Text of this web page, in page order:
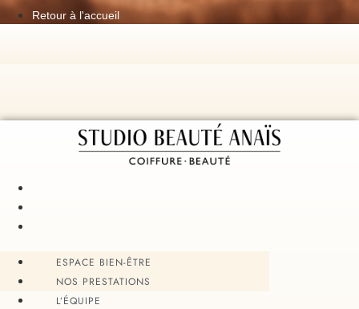
Retour à l'accueil
ESPACE BIEN-ÊTRE
NOS PRESTATIONS
L’ÉQUIPE